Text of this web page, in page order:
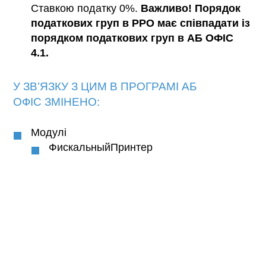
Ставкою податку 0%. Важливо! Порядок
податкових груп в РРО має співпадати із
порядком податкових груп в АБ ОФІС
4.1.
У ЗВ’ЯЗКУ З ЦИМ В ПРОГРАМІАБ
ОФІС ЗМІНЕНО:
Модулі
ФискальныйПринтер